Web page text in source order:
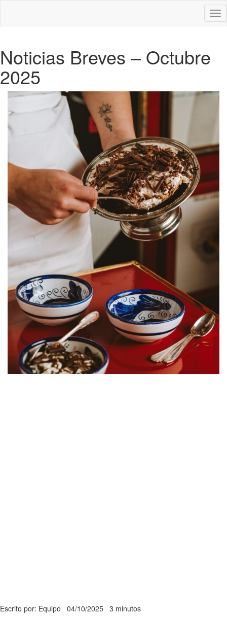
Noticias Breves – Octubre
2025
Escrito por: Equipo 04/10/2025 3 minutos